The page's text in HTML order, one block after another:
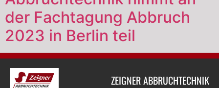
der Fachtagung Abbruch
2023 in Berlin teil
ZEIGNER ABBRUCHTECHNIK